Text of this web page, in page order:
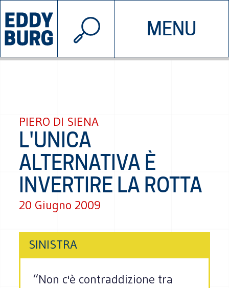
MENU
INIZIATIVE CHI SIAMO
© 2026 EDDYBURG
PIERO DI SIENA
L'UNICA
ALTERNATIVA È
INVERTIRE LA ROTTA
20 Giugno 2009
SINISTRA
“Non c'è contraddizione tra